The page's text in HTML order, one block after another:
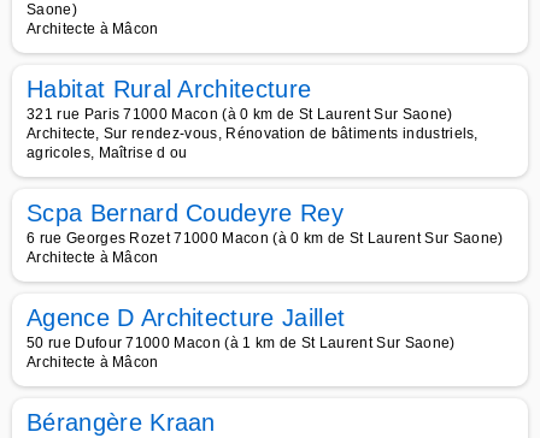
Saone)
Architecte à Mâcon
Habitat Rural Architecture
321 rue Paris 71000 Macon (à 0 km de St Laurent Sur Saone)
Architecte, Sur rendez-vous, Rénovation de bâtiments industriels,
agricoles, Maîtrise d ou
Scpa Bernard Coudeyre Rey
6 rue Georges Rozet 71000 Macon (à 0 km de St Laurent Sur Saone)
Architecte à Mâcon
Agence D Architecture Jaillet
50 rue Dufour 71000 Macon (à 1 km de St Laurent Sur Saone)
Architecte à Mâcon
Bérangère Kraan